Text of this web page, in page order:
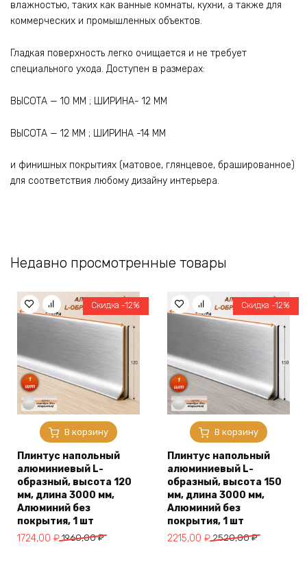
влажностью, таких как ванные комнаты, кухни, а также для
коммерческих и промышленных объектов.
Гладкая поверхность легко очищается и не требует
специального ухода. Доступен в размерах:
ВЫСОТА — 10 ММ ; ШИРИНА- 12 ММ
ВЫСОТА — 12 ММ ; ШИРИНА -14 ММ
и финишных покрытиях (матовое, глянцевое, брашированное)
для соответствия любому дизайну интерьера.
Недавно просмотренные товары
В корзину
Скидка -12%
Плинтус напольный
алюминиевый L-
образный, высота 120
мм, длина 3000 мм,
Алюминий без
покрытия, 1 шт
1960,00₽
Первоначальная
1724,00 ₽
Текущая
В корзину
Скидка -12%
Плинтус напольный
алюминиевый L-
образный, высота 150
мм, длина 3000 мм,
Алюминий без
покрытия, 1 шт
2520,00₽
Первоначальная
2215,00 ₽
Текущая